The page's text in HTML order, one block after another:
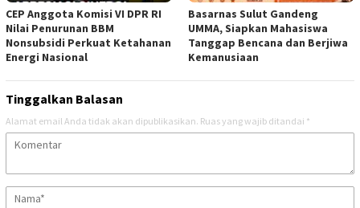
CEP Anggota Komisi VI DPR RI
Nilai Penurunan BBM
Nonsubsidi Perkuat Ketahanan
Energi Nasional
Basarnas Sulut Gandeng
UMMA, Siapkan Mahasiswa
Tanggap Bencana dan Berjiwa
Kemanusiaan
Tinggalkan Balasan
Alamat email Anda tidak akan dipublikasikan. Ruas yang wajib ditandai *